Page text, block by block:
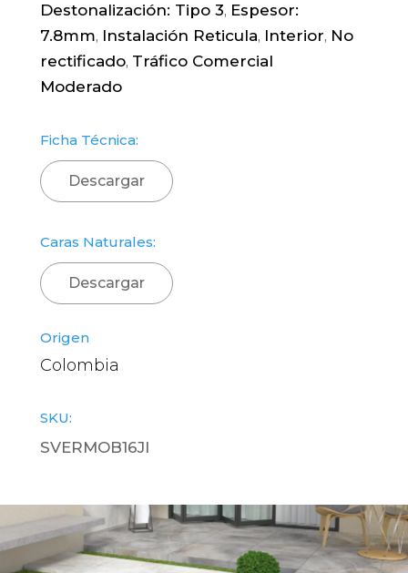
Destonalización: Tipo 3, Espesor:
7.8mm, Instalación Reticula, Interior, No
rectificado, Tráfico Comercial
Moderado
Ficha Técnica:
Descargar
Caras Naturales:
Descargar
Origen
Colombia
SKU:
SVERMOB16JI